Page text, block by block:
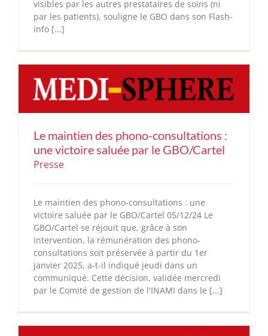
visibles par les autres prestataires de soins (ni
par les patients), souligne le GBO dans son Flash-
info [...]
Le maintien des phono-consultations :
une victoire saluée par le GBO/Cartel
Presse
Le maintien des phono-consultations : une
victoire saluée par le GBO/Cartel 05/12/24 Le
GBO/Cartel se réjouit que, grâce à son
intervention, la rémunération des phono-
consultations soit préservée à partir du 1er
janvier 2025, a-t-il indiqué jeudi dans un
communiqué. Cette décision, validée mercredi
par le Comité de gestion de l'INAMI dans le [...]